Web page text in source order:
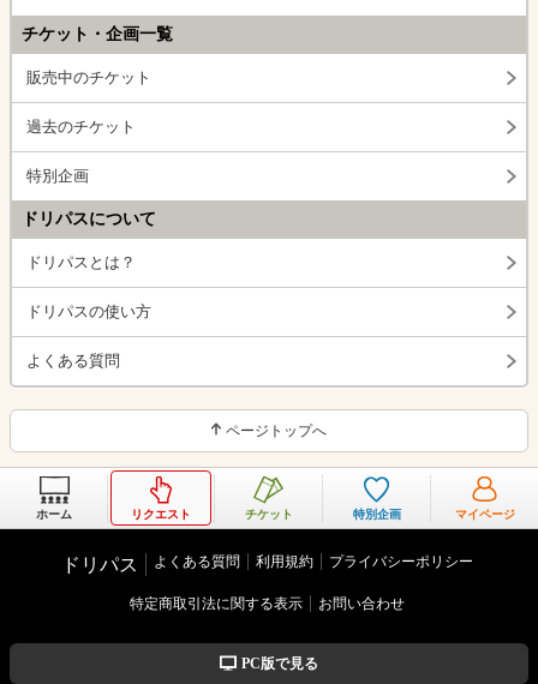
チケット・企画一覧
販売中のチケット
過去のチケット
特別企画
ドリパスについて
ドリパスとは？
ドリパスの使い方
よくある質問
ページトップへ
ホーム リクエスト チケット 特別企画 マイページ
ドリパス よくある質問 利用規約 プライバシーポリシー
特定商取引法に関する表示 お問い合わせ
PC版で見る